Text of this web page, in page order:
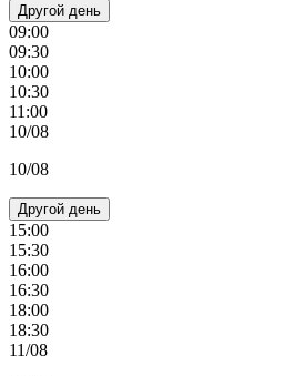
Другой день
09:00
09:30
10:00
10:30
11:00
10/08
10/08
Другой день
15:00
15:30
16:00
16:30
18:00
18:30
11/08